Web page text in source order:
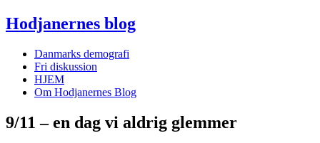
Hodjanernes blog
Danmarks demografi
Fri diskussion
HJEM
Om Hodjanernes Blog
9/11 – en dag vi aldrig glemmer